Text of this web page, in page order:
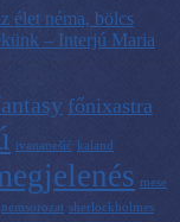
élet néma, bölcs
– Interjú Maria
főnixastra
ivananešić kaland
mese
nemsorozat sherlockholmes